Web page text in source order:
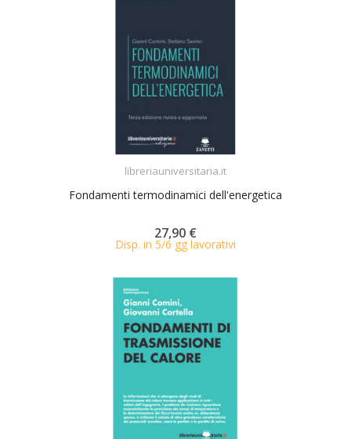
libreriauniversitaria.it
Fondamenti termodinamici dell'energetica
27,90 €
Disp. in 5/6 gg lavorativi